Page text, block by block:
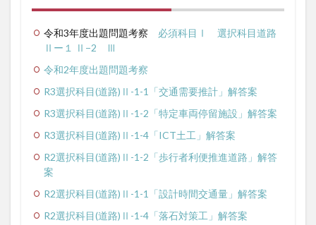
令和3年度出題問題考察 必須科目Ⅰ
選択科目道路
Ⅱー１
Ⅱ−2
Ⅲ
令和2年度出題問題考察
R3選択科目(道路)Ⅱ-1-1「交通需要推計」解答案
R3選択科目(道路)Ⅱ-1-2「特定車両停留施設」解答案
R3選択科目(道路)Ⅱ-1-4「ICT土工」解答案
R2選択科目(道路)Ⅱ-1-2「歩行者利便推進道路」解答
案
R2選択科目(道路)Ⅱ-1-1「設計時間交通量」解答案
R2選択科目(道路)Ⅱ-1-4「落石対策工」解答案